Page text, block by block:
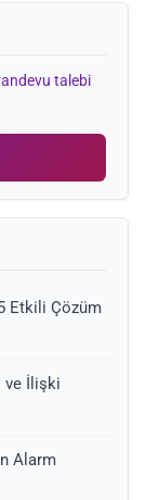
talebi
Etkili Çözüm
ve İlişki
Alarm